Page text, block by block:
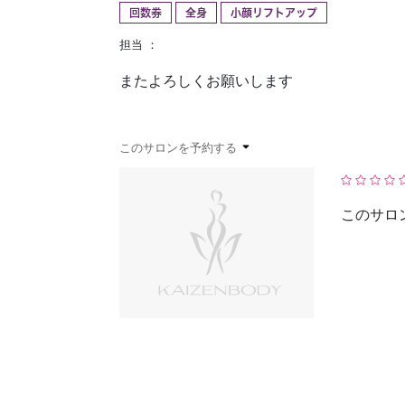
予約確認 お気に入り
回数券 全身 小顔リフトアップ
担当 ：
またよろしくお願いします
このサロンを予約する
このサロ